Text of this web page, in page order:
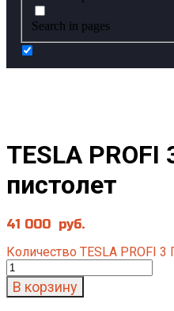
Search in pages
TESLA
пистолет
41 000 руб.
Количество TESLA PROFI
В корзину